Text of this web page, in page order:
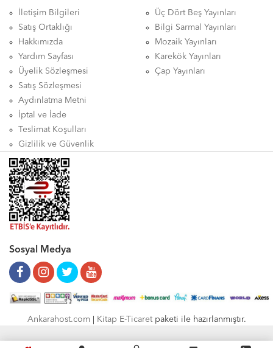
İletişim Bilgileri
Satış Ortaklığı
Hakkımızda
Yardım Sayfası
Üyelik Sözleşmesi
Satış Sözleşmesi
Aydınlatma Metni
İptal ve İade
Teslimat Koşulları
Gizlilik ve Güvenlik
Üç Dört Beş Yayınları
Bilgi Sarmal Yayınları
Mozaik Yayınları
Karekök Yayınları
Çap Yayınları
Sosyal Medya
Ankarahost.com Kitap E-Ticaretpaketi ile hazırlanmıştır.